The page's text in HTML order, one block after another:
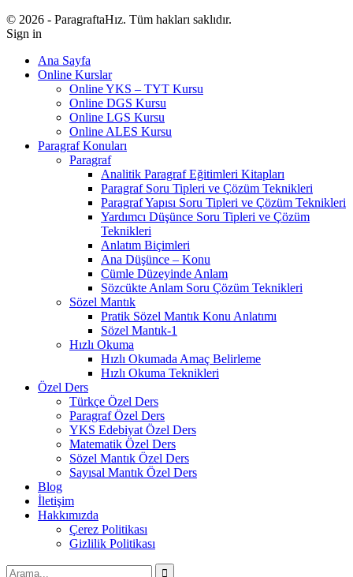
© 2026 - ParagraftaHız. Tüm hakları saklıdır.
Sign in
Ana Sayfa
Online Kurslar
Online YKS – TYT Kursu
Online DGS Kursu
Online LGS Kursu
Online ALES Kursu
Paragraf Konuları
Paragraf
Analitik Paragraf Eğitimleri Kitapları
Paragraf Soru Tipleri ve Çözüm Teknikleri
Paragraf Yapısı Soru Tipleri ve Çözüm Teknikleri
Yardımcı Düşünce Soru Tipleri ve Çözüm
Teknikleri
Anlatım Biçimleri
Ana Düşünce – Konu
Cümle Düzeyinde Anlam
Sözcükte Anlam Soru Çözüm Teknikleri
Sözel Mantık
Pratik Sözel Mantık Konu Anlatımı
Sözel Mantık-1
Hızlı Okuma
Hızlı Okumada Amaç Belirleme
Hızlı Okuma Teknikleri
Özel Ders
Türkçe Özel Ders
Paragraf Özel Ders
YKS Edebiyat Özel Ders
Matematik Özel Ders
Sözel Mantık Özel Ders
Sayısal Mantık Özel Ders
Blog
İletişim
Hakkımızda
Çerez Politikası
Gizlilik Politikası